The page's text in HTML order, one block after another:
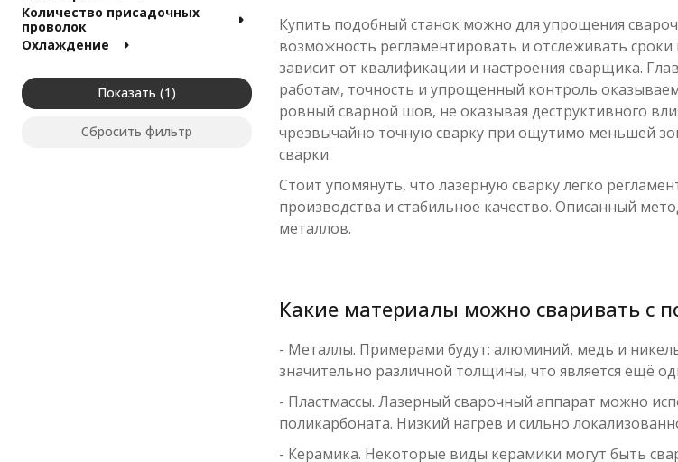
Купить подобный станок можно для упрощения
возможность регламентировать и отслеживать
зависит от квалификации и настроения сварщика.
работам, точность и упрощенный контроль
ровный сварной шов, не оказывая деструктивного
чрезвычайно точную сварку при ощутимо меньшей
сварки.
Стоит упомянуть, что лазерную сварку легко
производства и стабильное качество. Описанный
металлов.
Какие материалы можно сваривать с
- Металлы. Примерами будут: алюминий, медь и
значительно различной толщины, что является ещё
- Пластмассы. Лазерный сварочный аппарат можно
поликарбоната. Низкий нагрев и сильно
- Керамика. Некоторые виды керамики могут быть
Количество присадочных
проволок
Охлаждение
Показать
Сбросить фильтр